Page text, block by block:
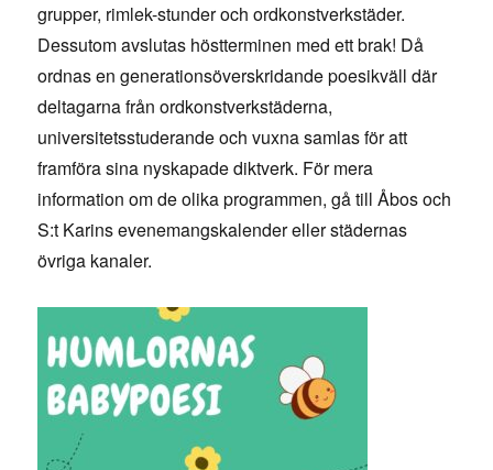
grupper, rimlek-stunder och ordkonstverkstäder.
Dessutom avslutas höstterminen med ett brak! Då
ordnas en generationsöverskridande poesikväll där
deltagarna från ordkonstverkstäderna,
universitetsstuderande och vuxna samlas för att
framföra sina nyskapade diktverk. För mera
information om de olika programmen, gå till Åbos och
S:t Karins evenemangskalender eller städernas
övriga kanaler.